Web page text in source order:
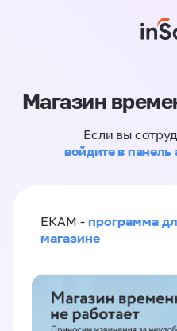
Магазин
Если вы
войдите в
ЕКАМ - программа
магазине